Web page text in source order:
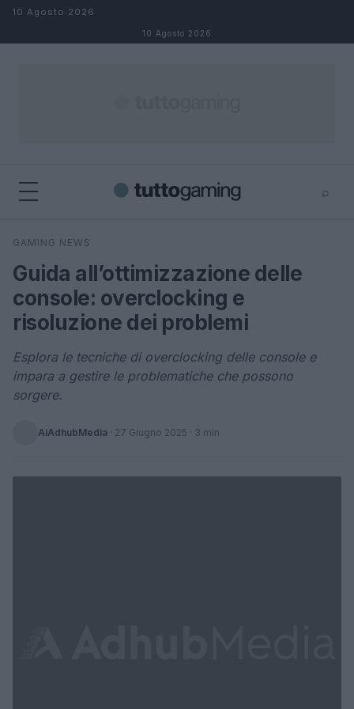
Salta al contenuto
10 Agosto 2026
10 Agosto 2026
⌕
Cerca
GAMING NEWS
Guida all’ottimizzazione delle
console: overclocking e
risoluzione dei problemi
Esplora le tecniche di overclocking delle console e
impara a gestire le problematiche che possono
sorgere.
AiAdhubMedia · 27 Giugno 2025 · 3 min